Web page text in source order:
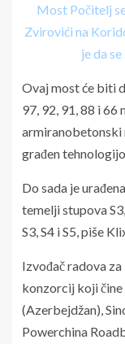
Most Počitelj
Zvirovići na
je da
Ovaj most će biti
97, 92, 91, 88 i
armiranobetonski
građen
Do sada je
temelji stupova
S3, S4 i S5, piše
Izvođač radova
konzorcij koji
(Azerbejdžan),
Powerchina